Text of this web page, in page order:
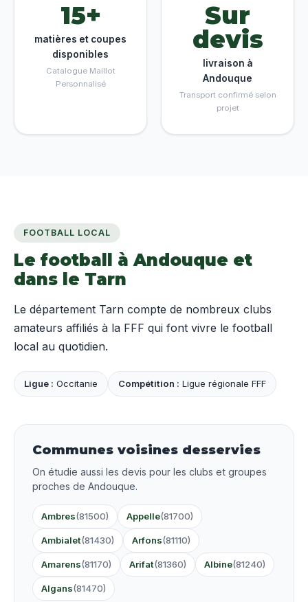
15+
matières et coupes
disponibles
Catalogue Maillot
Personnalisé
Sur
devis
livraison à
Andouque
Transport confirmé selon
projet
FOOTBALL LOCAL
Le football à Andouque et
dans le Tarn
Le département Tarn compte de nombreux clubs
amateurs affiliés à la FFF qui font vivre le football
local au quotidien.
Ligue : Occitanie Compétition : Ligue régionale FFF
Communes voisines desservies
On étudie aussi les devis pour les clubs et groupes
proches de Andouque.
Ambres(81500) Appelle(81700)
Ambialet(81430) Arfons(81110)
Amarens(81170) Arifat(81360) Albine(81240)
Algans(81470)